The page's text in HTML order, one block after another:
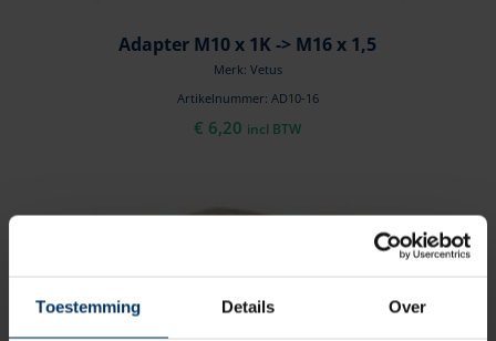
Toestemming Details Over
Adapter M10 x 1K -> M16 x 1,5
Merk: Vetus
Artikelnummer: AD10-16
€ 6,20 incl BTW